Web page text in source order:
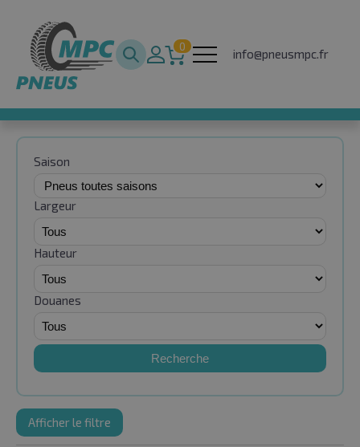
0
info@pneusmpc.fr
Saison
Largeur
Hauteur
Douanes
Recherche
Afficher le filtre